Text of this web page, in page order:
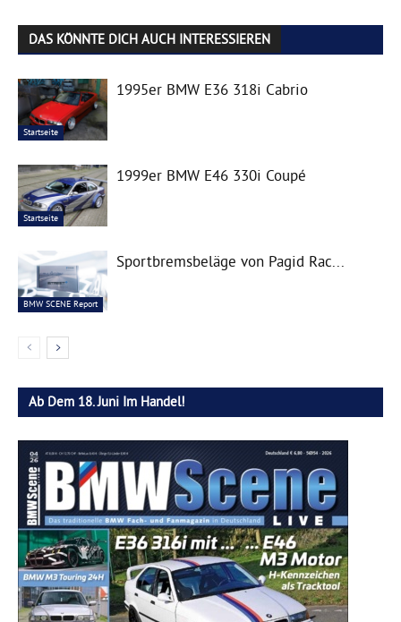
DAS KÖNNTE DICH AUCH INTERESSIEREN
Startseite
1995er BMW E36 318i Cabrio
Startseite
1999er BMW E46 330i Coupé
BMW SCENE Report
Sportbremsbeläge von Pagid Rac...
Ab Dem 18. Juni Im Handel!